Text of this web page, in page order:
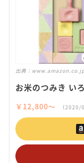
出典：
お米のつみき い
￥12,800〜 （2020/